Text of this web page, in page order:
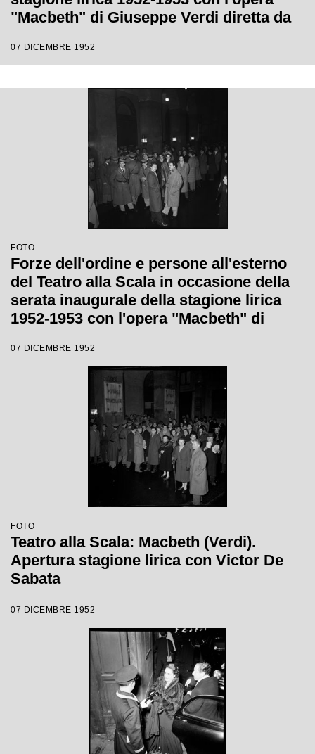
"Macbeth" di Giuseppe Verdi diretta da
Ebert
07 DICEMBRE 1952
FOTO
Forze dell'ordine e persone all'esterno
del Teatro alla Scala in occasione della
serata inaugurale della stagione lirica
1952-1953 con l'opera "Macbeth" di
Sabata, con la regia di Carl Ebert
07 DICEMBRE 1952
FOTO
Teatro alla Scala: Macbeth (Verdi).
Apertura stagione lirica con Victor De
Sabata
07 DICEMBRE 1952